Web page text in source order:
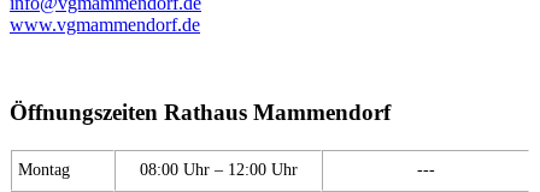
www.vgmammendorf.de
Öffnungszeiten Rathaus Mammendorf
Montag 08:00 Uhr – 12:00 Uhr ---